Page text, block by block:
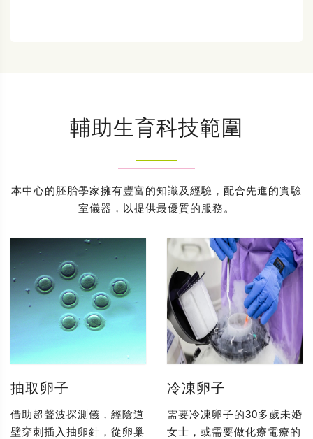
輔助生育科技範圍
本中心的胚胎學家擁有豐富的知識及經驗，配合先進的實驗
室儀器，以提供最優質的服務。
抽取卵子
借助超聲波探測儀，經陰道
壁穿刺插入抽卵針，從卵巢
冷凍卵子
需要冷凍卵子的30多歲未婚
女士，或需要做化療電療的